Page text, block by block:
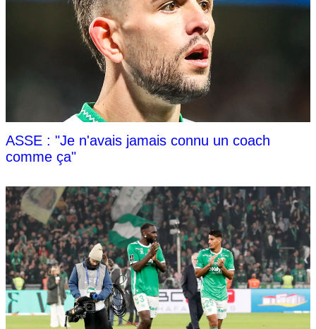
ASSE : "Je n'avais jamais connu un coach
comme ça"